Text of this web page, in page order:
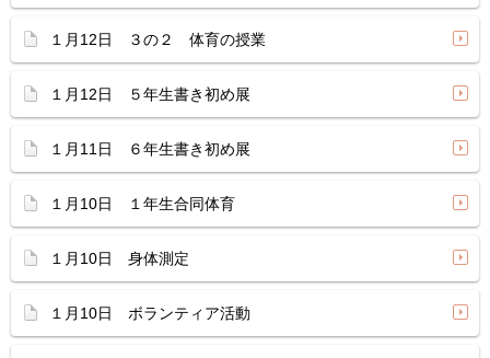
１月12日 ３の２ 体育の授業
１月12日 ５年生書き初め展
１月11日 ６年生書き初め展
１月10日 １年生合同体育
１月10日 身体測定
１月10日 ボランティア活動